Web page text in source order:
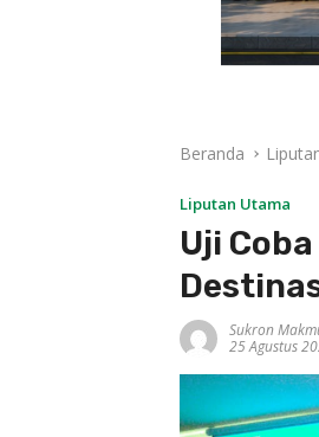
Beranda
Liputan Utama
Uji
Sukron
25 Agustus